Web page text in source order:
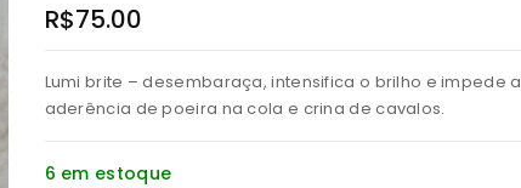
R$75.00
Lumi brite – desembaraça, intensifica o brilho e impede a
aderência de poeira na cola e crina de cavalos.
6 em estoque